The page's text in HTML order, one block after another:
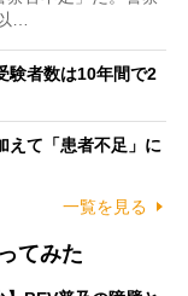
…
験者数は10年間で2
えて「患者不足」に
一覧を見る
てみた